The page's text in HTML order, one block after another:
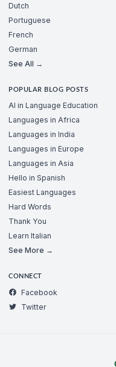
Dutch
Portuguese
French
German
See All →
POPULAR BLOG POSTS
AI in Language Education
Languages in Africa
Languages in India
Languages in Europe
Languages in Asia
Hello in Spanish
Easiest Languages
Hard Words
Thank You
Learn Italian
See More →
CONNECT
Facebook
Twitter